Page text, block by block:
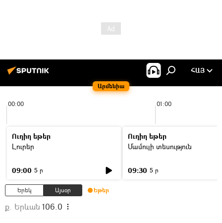
Արմենիա
ՀԱՅ
00:00 01:00
Ուղիղ եթեր
Լուրեր
09:00 5 ր
Ուղիղ եթեր
Մամուլի տեսություն
09:30 5 ր
Երեկ Այսօր Եթեր
ք. Երևան 106.0